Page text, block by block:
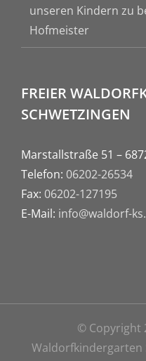
unseren Kindern zu
Hofmeister
FREIER
SCHWETZINGEN
Marstallstraße 51 –
Telefon: 06202-26534
Fax: 06202-127195
E-Mail: info@waldorf-
© Copyright